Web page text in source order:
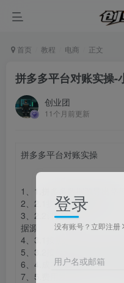
首页 教程 电商 正文
拼多多平台对账实操-
创业团
11个月前更新
拼多多平台对账实操
1、1.拼多多数据源导出路径
2、2.1拼多多字段解析
3、2.2订单字段解析，资
据源
4、3.1按照发货时点对账
5、3.2按照订单时点对账
6、4.成本的确认和结转，
7、5.费用发票的申请（费
登录
没有账号？立即注册
用户名或邮箱